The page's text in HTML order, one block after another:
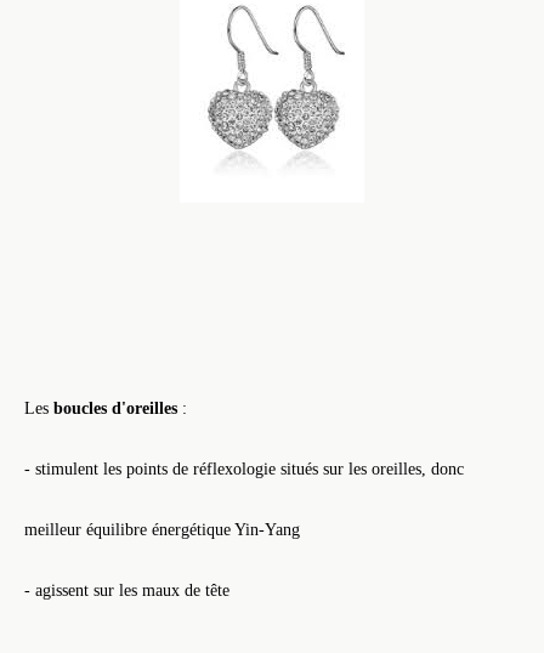
Les boucles d'oreilles :
- stimulent les points de réflexologie situés sur les oreilles, donc
meilleur équilibre énergétique Yin-Yang
- agissent sur les maux de tête